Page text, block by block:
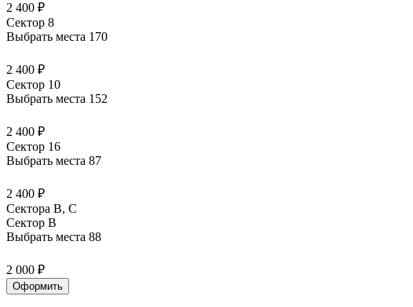
2 400 ₽
Сектор 8
Выбрать места 170
2 400 ₽
Сектор 10
Выбрать места 152
2 400 ₽
Сектор 16
Выбрать места 87
2 400 ₽
Сектора B, С
Сектор B
Выбрать места 88
2 000 ₽
Оформить